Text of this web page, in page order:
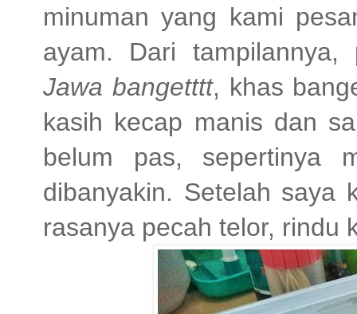
minuman yang kami
ayam. Dari
Jawa bangetttt, khas
kasih kecap manis dan
belum pas, sepertinya
dibanyakin. Setelah saya
rasanya pecah telor, rindu